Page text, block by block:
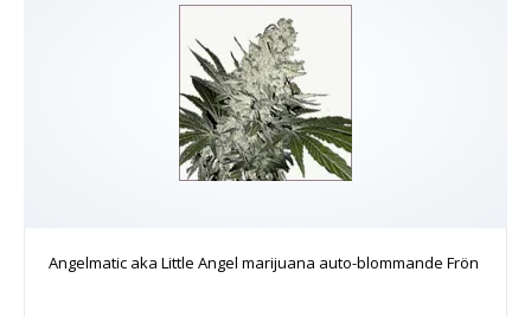
Angelmatic aka Little Angel marijuana auto-blommande Frön